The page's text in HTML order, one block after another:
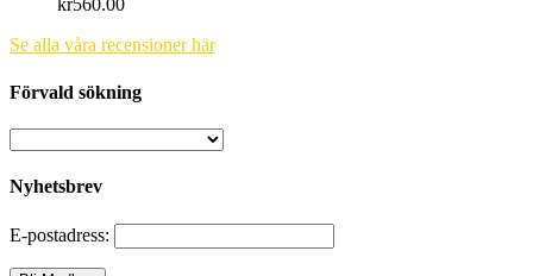
kr560.00
Se alla våra recensioner här
Förvald sökning
Nyhetsbrev
E-postadress: